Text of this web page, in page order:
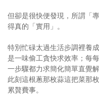
但卻是很快便發現，所謂「
得真的「實用」。
特別忙碌太過生活步調裡養
是一味偷工貪快求效率；每
一步驟都力求簡化簡單直覺
此刻這根蔥那枚蒜這把菜那
累贅費事。